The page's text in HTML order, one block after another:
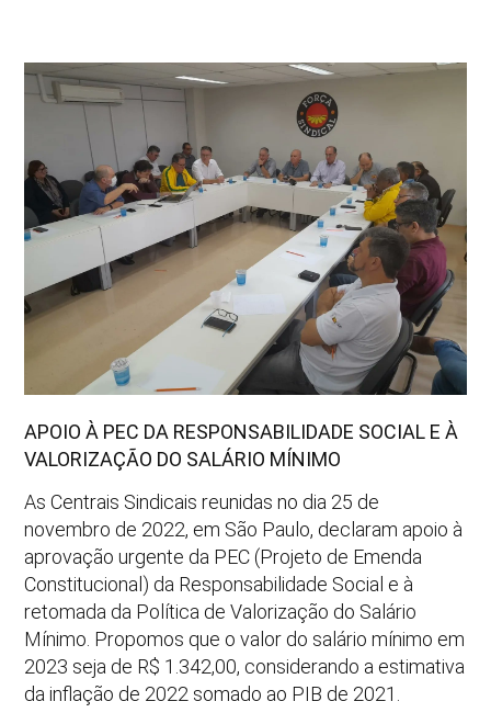
APOIO À PEC DA RESPONSABILIDADE SOCIAL E À
VALORIZAÇÃO DO SALÁRIO MÍNIMO
As Centrais Sindicais reunidas no dia 25 de
novembro de 2022, em São Paulo, declaram apoio à
aprovação urgente da PEC (Projeto de Emenda
Constitucional) da Responsabilidade Social e à
retomada da Política de Valorização do Salário
Mínimo. Propomos que o valor do salário mínimo em
2023 seja de R$ 1.342,00, considerando a estimativa
da inflação de 2022 somado ao PIB de 2021.